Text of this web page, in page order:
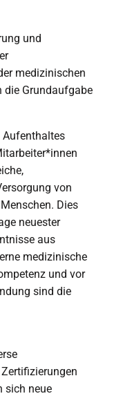
und
medizinischen
die Grundaufgabe
Aufenthaltes
von
Dies
neuester
aus
medizinische
und vor
sind die
sich neue